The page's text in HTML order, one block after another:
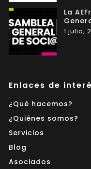
La
1 julio,
Enlaces de
¿Qué hacemos?
¿Quiénes somos?
Servicios
Blog
Asociados